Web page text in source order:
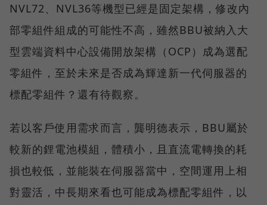
NVL72、NVL36等機型已經是固定架構，修改內
部零組件組成的可能性不高，雖然BBU被納入大
型雲端資料中心設備開放架構（OCP）成為選配
零組件，至於未來是否成為輝達新一代伺服器的
標配零組件？還有待觀察。
若以客戶使用需求而言，龔明德表示，BBU屬於
較新的鋰電池模組，體積小，且直流電轉換的耗
損也較低，並能裝在伺服器當中，空間運用上相
對靈活，中長期來看也可能成為標配零組件，以